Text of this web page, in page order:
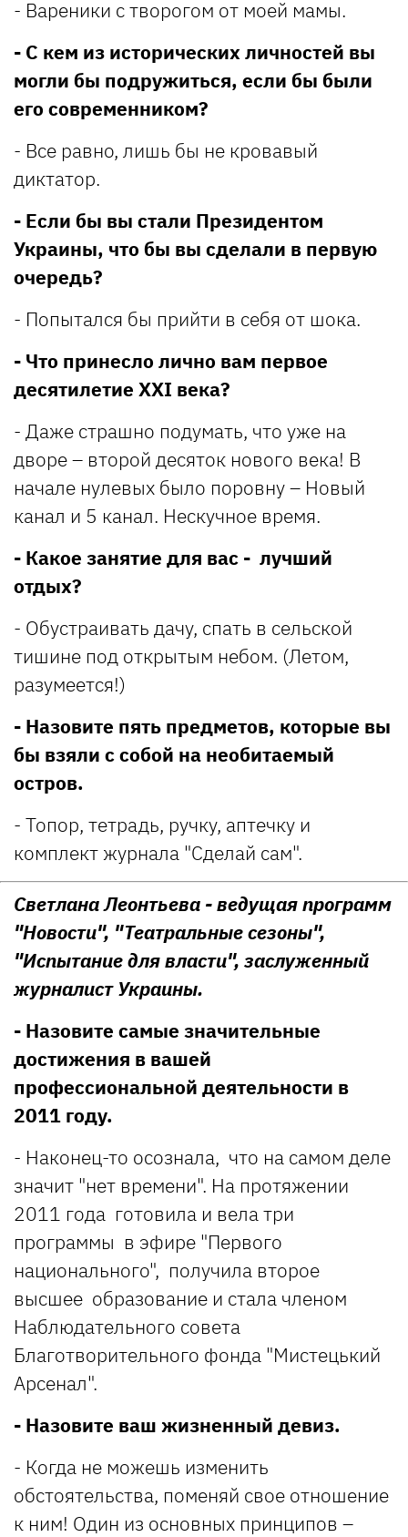
- Вареники с творогом от моей мамы.
- С кем из исторических личностей вы
могли бы подружиться, если бы были
его современником?
- Все равно, лишь бы не кровавый
диктатор.
- Если бы вы стали Президентом
Украины, что бы вы сделали в первую
очередь?
- Попытался бы прийти в себя от шока.
- Что принесло лично вам первое
десятилетие XXI века?
- Даже страшно подумать, что уже на
дворе – второй десяток нового века! В
начале нулевых было поровну – Новый
канал и 5 канал. Нескучное время.
- Какое занятие для вас - лучший
отдых?
- Обустраивать дачу, спать в сельской
тишине под открытым небом. (Летом,
разумеется!)
- Назовите пять предметов, которые вы
бы взяли с собой на необитаемый
остров.
- Топор, тетрадь, ручку, аптечку и
комплект журнала "Сделай сам".
Светлана Леонтьева - ведущая программ
"Новости", "Театральные сезоны",
"Испытание для власти", заслуженный
журналист Украины.
- Назовите самые значительные
достижения в вашей
профессиональной деятельности в
2011 году.
- Наконец-то осознала, что на самом деле
значит "нет времени". На протяжении
2011 года готовила и вела три
программы в эфире "Первого
национального", получила второе
высшее образование и стала членом
Наблюдательного совета
Благотворительного фонда "Мистецький
Арсенал".
- Назовите ваш жизненный девиз.
- Когда не можешь изменить
обстоятельства, поменяй свое отношение
к ним! Один из основных принципов –